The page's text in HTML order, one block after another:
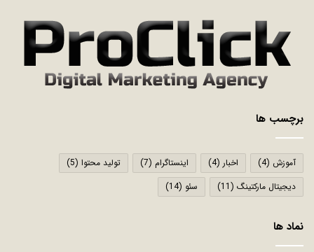
برچسب ها
آموزش (4) اخبار (4) اینستاگرام (7) تولید محتوا (5)
دیجیتال مارکتینگ (11) سئو (14)
نماد ها